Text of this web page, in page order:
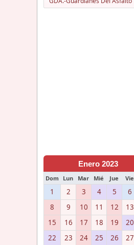
Enero 2023
Dom Lun Mar Mié Jue Vie
1 2 3 4 5 6
8
9 10 11 12 13
15
16 17 18 19 20
22
23 24 25 26 27